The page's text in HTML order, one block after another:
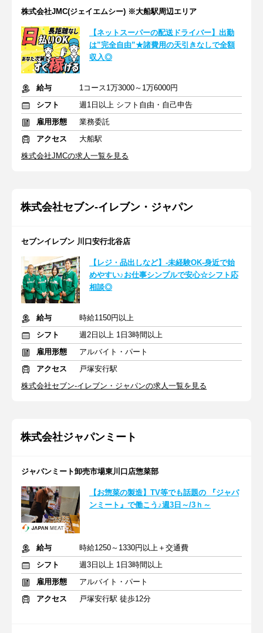
株式会社JMC(ジェイエムシー) ※大船駅周辺エリア
【ネットスーパーの配送ドライバー】出勤
は”完全自由”★諸費用の天引きなしで全額
収入◎
給与
1コース1万3000～1万6000円
シフト
週1日以上 シフト自由・自己申告
雇用形態
業務委託
アクセス
大船駅
株式会社JMCの求人一覧を見る
株式会社セブン-イレブン・ジャパン
セブンイレブン 川口安行北谷店
【レジ・品出しなど】-未経験OK-身近で始
めやすい♪お仕事シンプルで安心☆シフト応
相談◎
給与
時給1150円以上
シフト
週2日以上 1日3時間以上
雇用形態
アルバイト・パート
アクセス
戸塚安行駅
株式会社セブン-イレブン・ジャパンの求人一覧を見る
株式会社ジャパンミート
ジャパンミート卸売市場東川口店惣菜部
【お惣菜の製造】TV等でも話題の 『ジャパ
ンミート』で働こう♪週3日～/3ｈ～
給与
時給1250～1330円以上＋交通費
シフト
週3日以上 1日3時間以上
雇用形態
アルバイト・パート
アクセス
戸塚安行駅 徒歩12分